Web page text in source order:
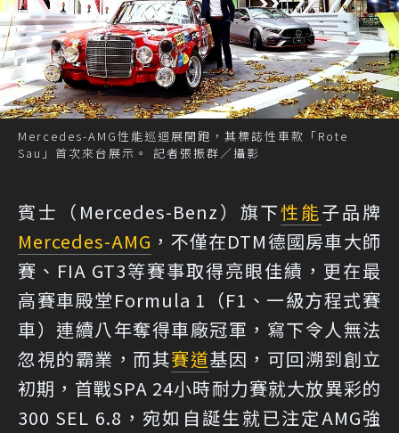
Mercedes-AMG性能巡迴展開跑，其標誌性車款「Rote
Sau」首次來台展示。 記者張振群／攝影
賓士（Mercedes-Benz）旗下性能子品牌
Mercedes-AMG ，不僅在DTM德國房車大師
賽、FIA GT3等賽事取得亮眼佳績，更在最
高賽車殿堂Formula 1（F1、一級方程式賽
車）連續八年奪得車廠冠軍，寫下令人無法
忽視的霸業，而其賽道基因，可回溯到創立
初期，首戰SPA 24小時耐力賽就大放異彩的
300 SEL 6.8，宛如自誕生就已注定AMG強